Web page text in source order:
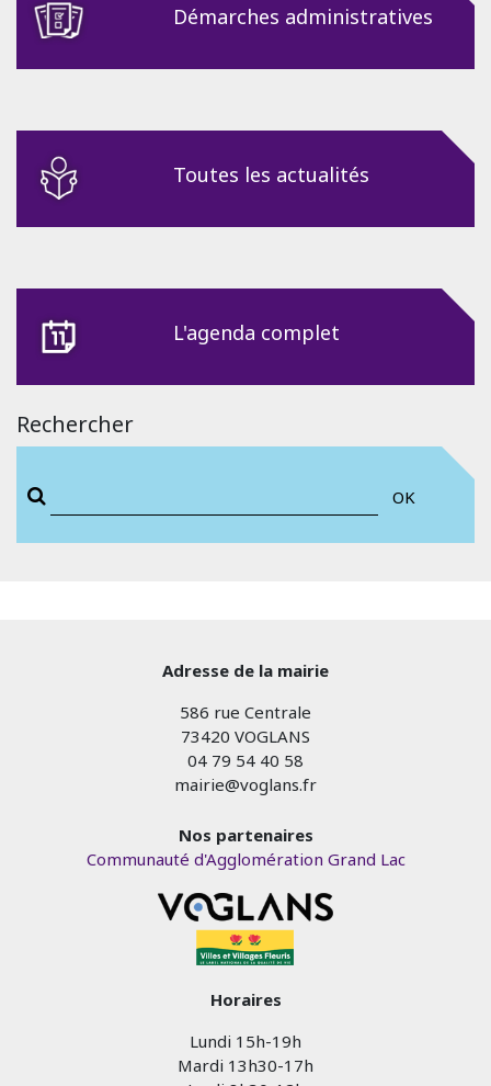
Démarches administratives
Toutes les actualités
L'agenda complet
Rechercher
OK
Adresse de la mairie
586 rue Centrale
73420 VOGLANS
04 79 54 40 58
mairie@voglans.fr
Nos partenaires
Communauté d'Agglomération Grand Lac
Horaires
Lundi 15h-19h
Mardi 13h30-17h